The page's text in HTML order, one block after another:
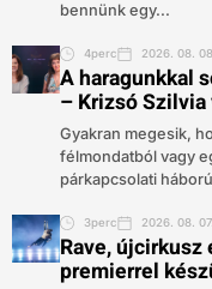
bennünk egy...
4perc 2026. 08.
A haragunkkal
– Krizsó
Gyakran megesik,
félmondatból vagy
párkapcsolati
3perc 2026. 08. 07.
Rave,
premierrel